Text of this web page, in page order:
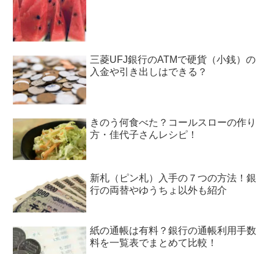
三菱UFJ銀行のATMで硬貨（小銭）の
入金や引き出しはできる？
きのう何食べた？コールスローの作り
方・佳代子さんレシピ！
新札（ピン札）入手の７つの方法！銀
行の両替やゆうちょ以外も紹介
紙の通帳は有料？銀行の通帳利用手数
料を一覧表でまとめて比較！